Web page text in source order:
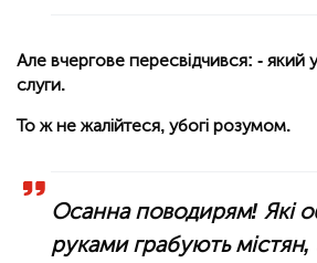
Але вчергове пересвідчився: - який
слуги.
То ж не жалійтеся, убогі розумом.
Осанна поводирям! Які
руками грабують містян,